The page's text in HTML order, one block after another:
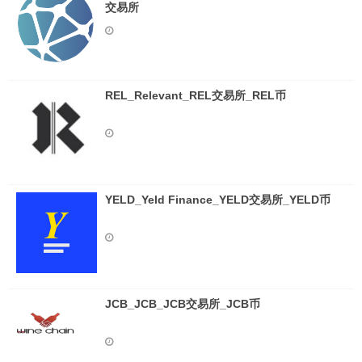
交易所
REL_Relevant_REL交易所_REL币
YELD_Yeld Finance_YELD交易所_YELD币
JCB_JCB_JCB交易所_JCB币